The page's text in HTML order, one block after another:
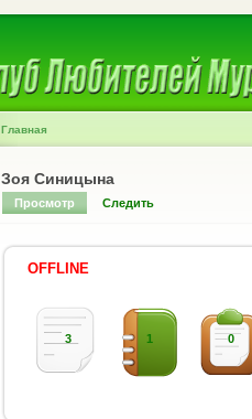
Главная
Зоя Синицына
Просмотр Следить
OFFLINE
3 1 0